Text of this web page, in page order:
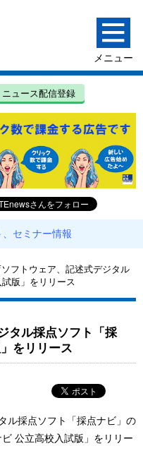
ニュース配信登録
セミナー情報
フトウェア、記述式デジタル
版」をリリース
タル採点ソフト「採
をリリース
ル採点ソフト「採点ナビ」の
公立高校入試版」をリリー